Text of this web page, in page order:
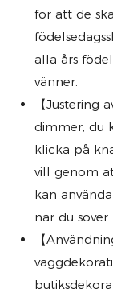
för att de
alla års
vänner.
【Justering
dimmer, du
klicka på
vill genom
kan
när du sover
【